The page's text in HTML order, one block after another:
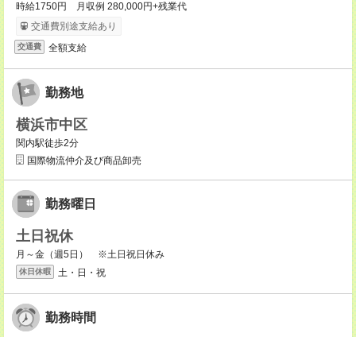
時給1750円 月収例 280,000円+残業代
交通費別途支給あり
交通費 全額支給
勤務地
横浜市中区
関内駅徒歩2分
国際物流仲介及び商品卸売
勤務曜日
土日祝休
月～金（週5日） ※土日祝日休み
休日休暇 土・日・祝
勤務時間